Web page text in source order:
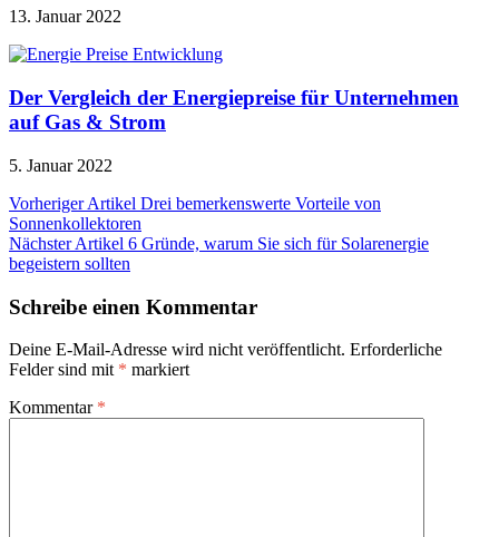
13. Januar 2022
Der Vergleich der Energiepreise für Unternehmen
auf Gas & Strom
5. Januar 2022
Beitragsnavigation
Vorheriger Artikel Drei bemerkenswerte Vorteile von
Sonnenkollektoren
Nächster Artikel 6 Gründe, warum Sie sich für Solarenergie
begeistern sollten
Schreibe einen Kommentar
Deine E-Mail-Adresse wird nicht veröffentlicht. Erforderliche
Felder sind mit * markiert
Kommentar *